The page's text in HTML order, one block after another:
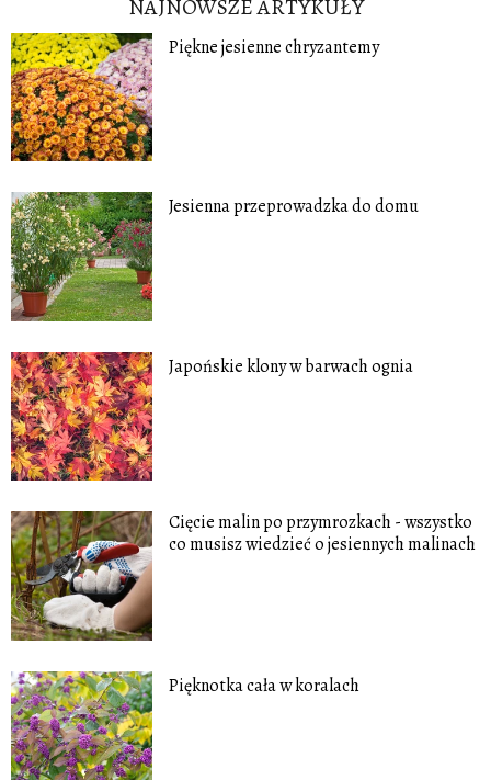
NAJNOWSZE ARTYKUŁY
Piękne jesienne chryzantemy
Jesienna przeprowadzka do domu
Japońskie klony w barwach ognia
Cięcie malin po przymrozkach - wszystko
co musisz wiedzieć o jesiennych malinach
Pięknotka cała w koralach